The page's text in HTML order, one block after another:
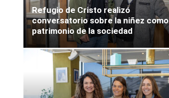
Refugio de Cristo realizó
conversatorio sobre la niñez como
patrimonio de la sociedad